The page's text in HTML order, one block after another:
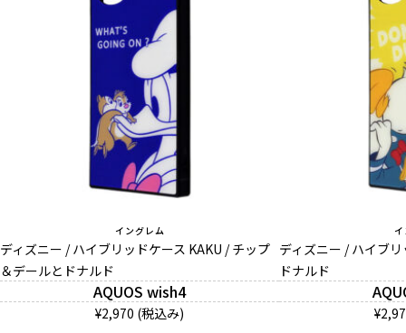
イングレム
ディズニー / ハイブリッドケース KAKU / チップ
＆デールとドナルド
AQUOS wish4
¥2,970 (税込み)
ディズニー / ハイブ
ドナルド